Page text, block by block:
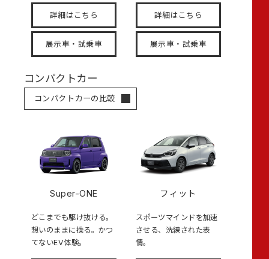
詳細はこちら
展示車・試乗車
詳細はこちら
展示車・試乗車
コンパクトカー
コンパクトカーの比較
Super-ONE
どこまでも駆け抜ける。
想いのままに操る。かつ
てないEV体験。
フィット
スポーツマインドを加速
させる、洗練された表
情。